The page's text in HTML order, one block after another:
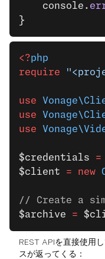
    console.
}
<?php
require
use
use
use
$credentials =
$client = new
// Create a
$archive =
REST APIを直接使用
スが返ってくる：